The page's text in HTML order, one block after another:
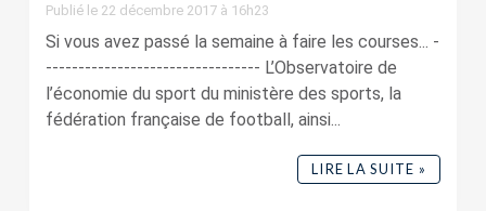
Publié le 22 décembre 2017 à 16h23
Si vous avez passé la semaine à faire les courses... -
--------------------------------- L’Observatoire de
l’économie du sport du ministère des sports, la
fédération française de football, ainsi...
LIRE LA SUITE »